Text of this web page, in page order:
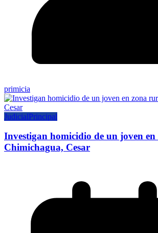
primicia
JudicialPrincipal
Investigan homicidio de un joven
Chimichagua, Cesar